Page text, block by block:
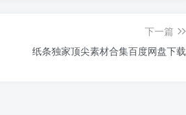
下一篇
纸条独家顶尖素材合集百度网盘下载